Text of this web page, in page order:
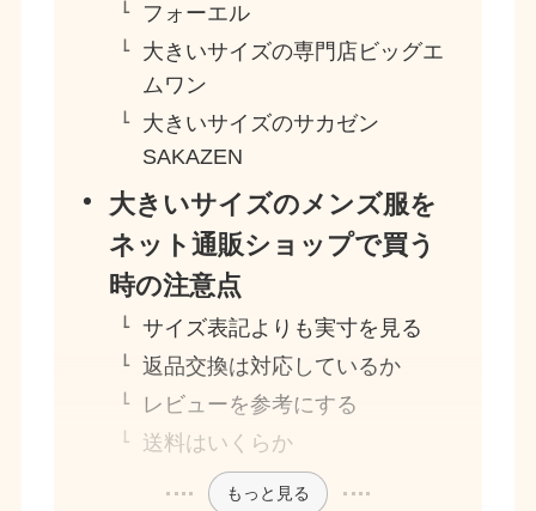
フォーエル
大きいサイズの専門店ビッグエ
ムワン
大きいサイズのサカゼン
SAKAZEN
大きいサイズのメンズ服を
ネット通販ショップで買う
時の注意点
サイズ表記よりも実寸を見る
返品交換は対応しているか
レビューを参考にする
送料はいくらか
もっと見る